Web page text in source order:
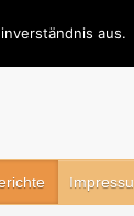
aus.